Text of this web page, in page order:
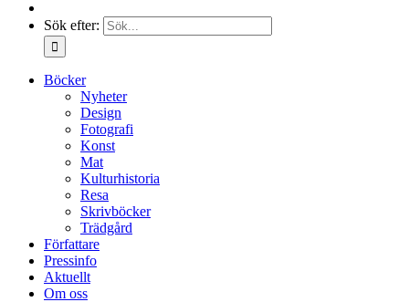
Sök efter:
Böcker
Nyheter
Design
Fotografi
Konst
Mat
Kulturhistoria
Resa
Skrivböcker
Trädgård
Författare
Pressinfo
Aktuellt
Om oss